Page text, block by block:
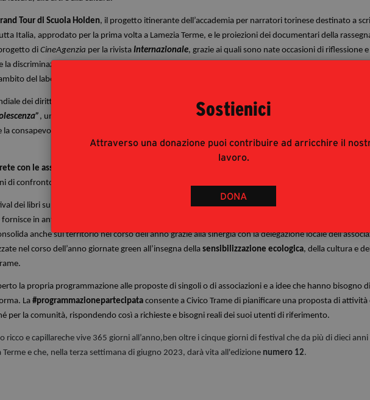
Sostienici
Attraverso una donazione puoi contribuire ad arricchire il
lavoro.
DONA
Tour di Scuola Holden, il progetto itinerante dell’accademia per narratori torinese destinato a
Italia, approdato per la prima volta a Lamezia Terme, e le proiezioni dei documentari della
di CineAgenzia per la rivista Internazionale, grazie ai quali sono nate occasioni di riflessione e
discriminazione e la violenza di genere, l’immigrazione, la legittimità della violenza di Stato e la
del laboratorio di cittadinanza per giovani protagonisti Civic Up.
dei diritti del bambino del 20 novembre, la Fondazione Trame ha dato vita a
, un cartellone di appuntamenti gratuiti destinati a famiglie e classi scolastiche, con
consapevolezza sui diritti dell’infanzia con riferimento alla Convenzione Onu sui diritti dell’infanzia e
rete con le associazioni e le realtà culturali
di confronto, partecipazione e dibattito.
dei libri sulle mafie è nato un rapporto di collaborazione con l’associazione ambientalista
in anteprima i dati calabresi del “rapporto Ecomafia” fotografando le storie e i numeri della
anche sul territorio nel corso dell’anno grazie alla sinergia con la delegazione locale
nel corso dell’anno giornate green all’insegna della sensibilizzazione ecologica, della cultura e
la propria programmazione alle proposte di singoli o di associazioni e a idee che hanno bisogno
La#programmazionepartecipata consente a Civico Trame di pianificare una proposta di attività
per la comunità, rispondendo così a richieste e bisogni reali dei suoi utenti di riferimento.
ricco e capillareche vive 365 giorni all’anno,ben oltre i cinque giorni di festival che da più di dieci anni
Terme e che, nella terza settimana di giugno 2023, darà vita all'edizione numero 12.